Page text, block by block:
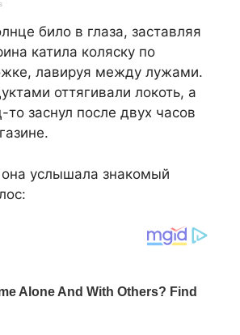
било в глаза, заставляя
катила коляску по
лавируя между лужами.
оттягивали локоть, а
заснул после двух часов
услышала знакомый